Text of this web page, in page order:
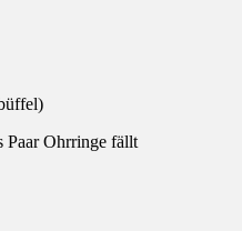
Paar Ohrringe fällt